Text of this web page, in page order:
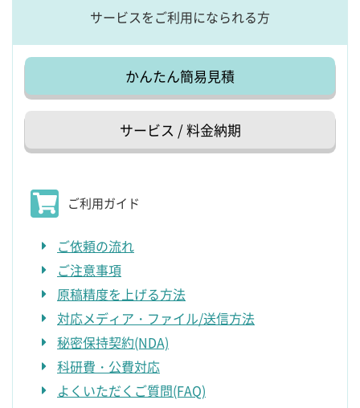
サービスをご利用になられる方
かんたん簡易見積
サービス / 料金納期
ご利用ガイド
ご依頼の流れ
ご注意事項
原稿精度を上げる方法
対応メディア・ファイル/送信方法
秘密保持契約(NDA)
科研費・公費対応
よくいただくご質問(FAQ)